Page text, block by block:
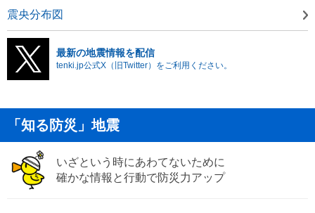
震央分布図
最新の地震情報を配信
tenki.jp公式X（旧Twitter）をご利用ください。
「知る防災」地震
いざという時にあわてないために
確かな情報と行動で防災力アップ